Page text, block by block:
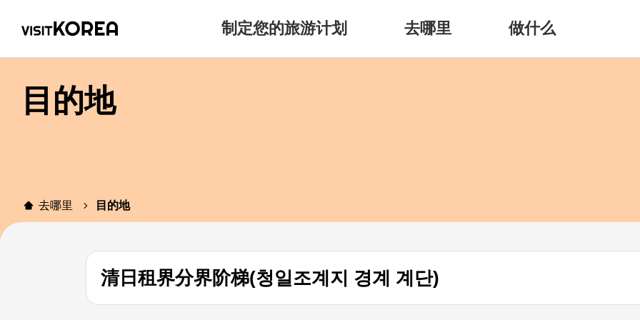
制定您的旅游计划 去哪里 做什么
目的地
去哪里 目的地
清日租界分界阶梯(청일조계지 경계 계단)